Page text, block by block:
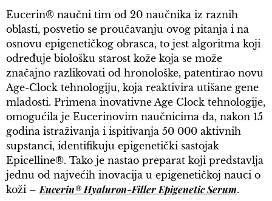
Eucerin® naučni tim od 20 naučnika iz raznih
oblasti, posvetio se proučavanju ovog pitanja i na
osnovu epigenetičkog obrasca, to jest algoritma koji
određuje biološku starost kože koja se može
značajno razlikovati od hronološke, patentirao novu
Age-Clock tehnologiju, koja reaktivira utišane gene
mladosti. Primena inovativne Age Clock tehnologije,
omogućila je Eucerinovim naučnicima da, nakon 15
godina istraživanja i ispitivanja 50 000 aktivnih
supstanci, identifikuju epigenetički sastojak
Epicelline®. Tako je nastao preparat koji predstavlja
jednu od najvećih inovacija u epigenetičkoj nauci o
koži –Eucerin® Hyaluron-Filler Epigenetic Serum.